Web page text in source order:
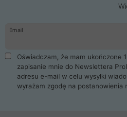
komunikacja ze sklepem
danych osobowych. Dlatego zakup
ProLine to czysta przyjemność i
Zaopatrzysz się u nas w akcesoria i
takie jak procesory, karty graficzne,
dyski SSD, M.2 oraz HDD. Nasi
najlepszy zasilacz komputerowy
Poza komputerami mamy również
Smartfony takich producentów jak
Email
Oświadczam, że mam ukończone
zapisanie mnie do Newslettera
adresu e-mail w celu wysyłki
wyrażam zgodę na postanowienia